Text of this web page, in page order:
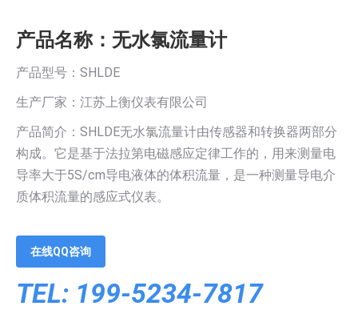
产品名称：无水氯流量计
产品型号：SHLDE
生产厂家：江苏上衡仪表有限公司
产品简介：SHLDE无水氯流量计由传感器和转换器两部分
构成。它是基于法拉第电磁感应定律工作的，用来测量电
导率大于5S/cm导电液体的体积流量，是一种测量导电介
质体积流量的感应式仪表。
在线QQ咨询
TEL: 199-5234-7817